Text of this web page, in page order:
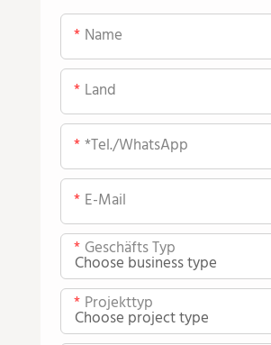
Name
Land
*Tel./WhatsApp
E-Mail
Geschäfts Typ
Projekttyp